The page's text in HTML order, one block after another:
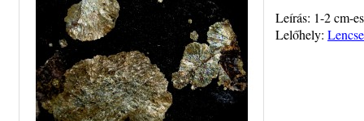
Leírás: 1-2 cm-
Lelőhely: